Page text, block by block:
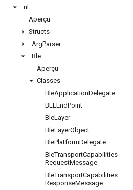
::nl
Aperçu
Structs
::ArgParser
::Ble
Aperçu
Classes
BleApplicationDelegate
BLEEndPoint
BleLayer
BleLayerObject
BlePlatformDelegate
BleTransportCapabilities
RequestMessage
BleTransportCapabilities
ResponseMessage